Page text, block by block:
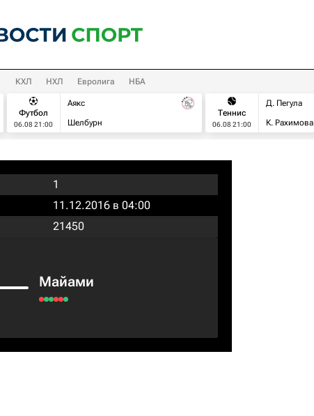
КХЛ НХЛ Евролига НБА
Футбол
06.08 21:00
Аякс
Шелбурн
Теннис
06.08 21:00
Д. Пегула
К. Рахимова
1
11.12.2016 в 04:00
21450
Майами